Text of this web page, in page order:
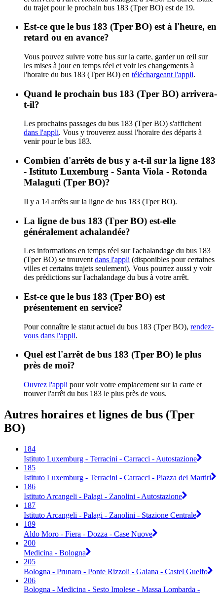
du trajet pour le prochain bus 183 (Tper BO) est de 19.
Est-ce que le bus 183 (Tper BO) est à l'heure, en
retard ou en avance?
Vous pouvez suivre votre bus sur la carte, garder un œil sur
les mises à jour en temps réel et voir les changements à
l'horaire du bus 183 (Tper BO) en téléchargeant l'appli.
Quand le prochain bus 183 (Tper BO) arrivera-
t-il?
Les prochains passages du bus 183 (Tper BO) s'affichent
dans l'appli. Vous y trouverez aussi l'horaire des départs à
venir pour le bus 183.
Combien d'arrêts de bus y a-t-il sur la ligne 183
- Istituto Luxemburg - Santa Viola - Rotonda
Malaguti (Tper BO)?
Il y a 14 arrêts sur la ligne de bus 183 (Tper BO).
La ligne de bus 183 (Tper BO) est-elle
généralement achalandée?
Les informations en temps réel sur l'achalandage du bus 183
(Tper BO) se trouvent dans l'appli (disponibles pour certaines
villes et certains trajets seulement). Vous pourrez aussi y voir
des prédictions sur l'achalandage du bus à votre arrêt.
Est-ce que le bus 183 (Tper BO) est
présentement en service?
Pour connaître le statut actuel du bus 183 (Tper BO), rendez-
vous dans l'appli.
Quel est l'arrêt de bus 183 (Tper BO) le plus
près de moi?
Ouvrez l'appli pour voir votre emplacement sur la carte et
trouver l'arrêt du bus 183 le plus près de vous.
Autres horaires et lignes de bus (Tper
BO)
184
Istituto Luxemburg - Terracini - Carracci - Autostazione
185
Istituto Luxemburg - Terracini - Carracci - Piazza dei Martiri
186
Istituto Arcangeli - Palagi - Zanolini - Autostazione
187
Istituto Arcangeli - Palagi - Zanolini - Stazione Centrale
189
Aldo Moro - Fiera - Dozza - Case Nuove
200
Medicina - Bologna
205
Bologna - Prunaro - Ponte Rizzoli - Gaiana - Castel Guelfo
206
Bologna - Medicina - Sesto Imolese - Massa Lombarda -